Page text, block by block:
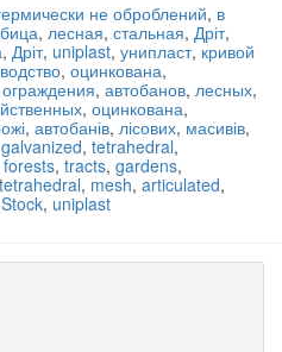
не оброблений, в
, лесная, стальная, Дріт,
, Дріт, uniplast, унипласт, кривой
, оцинкована,
ограждения, автобанов, лесных,
, оцинкована,
, автобанів, лісових, масивів,
galvanized, tetrahedral,
forests, tracts, gardens,
tetrahedral, mesh, articulated,
Stock, uniplast